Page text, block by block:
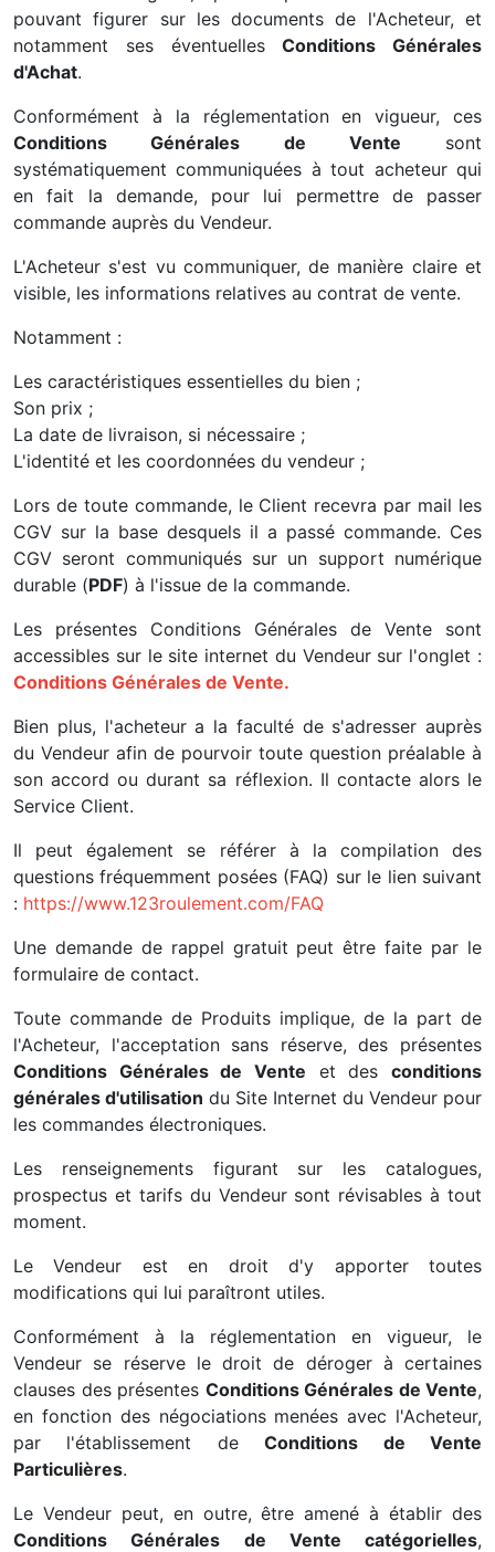
pouvant figurer sur les documents de l'Acheteur, et
notamment ses éventuellesConditions Générales
d'Achat.
Conformément à la réglementation en vigueur, ces
Conditions Générales de Vente sont
systématiquement communiquées à tout acheteur qui
en fait la demande, pour lui permettre de passer
commande auprès du Vendeur.
L'Acheteur s'est vu communiquer, de manière claire et
visible, les informations relatives au contrat de vente.
Notamment :
Les caractéristiques essentielles du bien ;
Son prix ;
La date de livraison, si nécessaire ;
L'identité et les coordonnées du vendeur ;
Lors de toute commande, le Client recevra par mail les
CGV sur la base desquels il a passé commande. Ces
CGV seront communiqués sur un support numérique
durable (PDF) à l'issue de la commande.
Les présentes Conditions Générales de Vente sont
accessibles sur le site internet du Vendeur sur l'onglet :
Conditions Générales de Vente.
Bien plus, l'acheteur a la faculté de s'adresser auprès
du Vendeur afin de pourvoir toute question préalable à
son accord ou durant sa réflexion. Il contacte alors le
Service Client.
Il peut également se référer à la compilation des
questions fréquemment posées (FAQ) sur le lien suivant
: https://www.123roulement.com/FAQ
Une demande de rappel gratuit peut être faite par le
formulaire de contact.
Toute commande de Produits implique, de la part de
l'Acheteur, l'acceptation sans réserve, des présentes
Conditions Générales de Vente et des conditions
générales d'utilisation du Site Internet du Vendeur pour
les commandes électroniques.
Les renseignements figurant sur les catalogues,
prospectus et tarifs du Vendeur sont révisables à tout
moment.
Le Vendeur est en droit d'y apporter toutes
modifications qui lui paraîtront utiles.
Conformément à la réglementation en vigueur, le
Vendeur se réserve le droit de déroger à certaines
clauses des présentes Conditions Générales de Vente,
en fonction des négociations menées avec l'Acheteur,
par l'établissement deConditions de Vente
Particulières.
Le Vendeur peut, en outre, être amené à établir des
Conditions Générales de Vente catégorielles,